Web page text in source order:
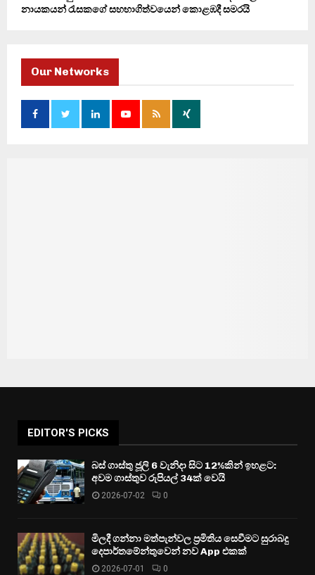
නායකයන් රැසකගේ සහභාගිත්වයෙන් කොළඹදී සමරයි
Our Networks
EDITOR'S PICKS
බස් ගාස්තු ජූලි 6 වැනිදා සිට 12%කින් ඉහළට:
අවම ගාස්තුව රුපියල් 34ක් වෙයි
2026-07-02 0
මිලදී ගන්නා මත්පැන්වල ප්‍රමිතිය සෙවීමට සුරාබදු
දෙපාර්තමේන්තුවෙන් නව App එකක්
2026-07-01 0